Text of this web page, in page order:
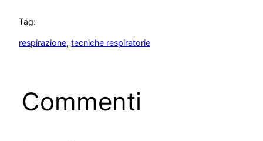
Tag:
respirazione, tecniche respiratorie
Commenti